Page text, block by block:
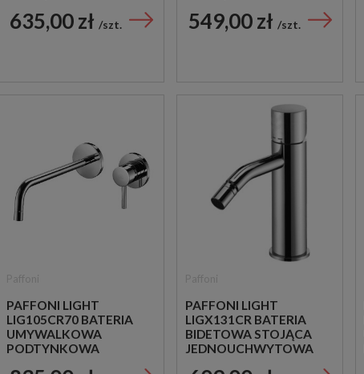
CHROM
635,00 zł szt.
CHROM
549,00 zł szt.
PAFFONI LIGHT
LIG105CR70 BATERIA
UMYWALKOWA
PODTYNKOWA
PAFFONI LIGHT
LIGX131CR BATERIA
BIDETOWA STOJĄCA
JEDNOUCHWYTOWA